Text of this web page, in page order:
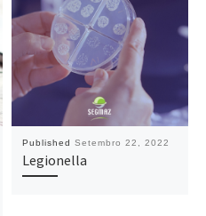
Published Setembro 22, 2022
Legionella